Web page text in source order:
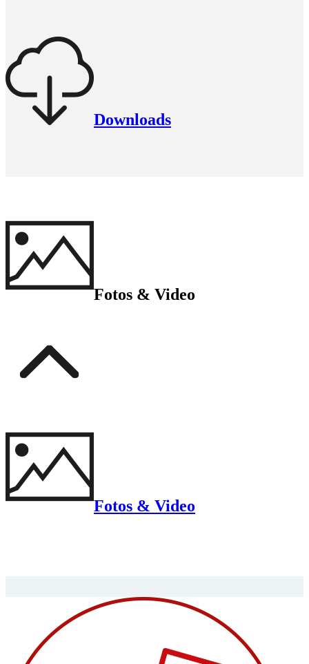
Downloads
Fotos & Video
Fotos & Video